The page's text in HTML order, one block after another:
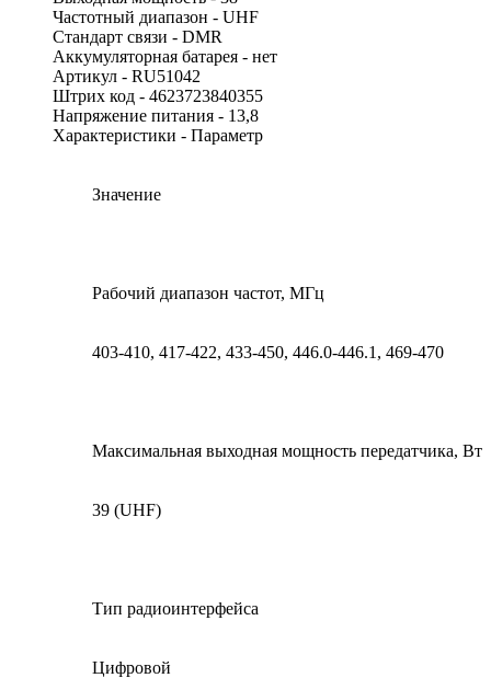
Частотный диапазон - UHF
Cтандарт связи - DMR
Аккумуляторная батарея - нет
Артикул - RU51042
Штрих код - 4623723840355
Напряжение питания - 13,8
Характеристики - Параметр
Значение
Рабочий диапазон частот, МГц
403-410, 417-422, 433-450, 446.0-446.1, 469-470
Максимальная выходная мощность передатчика, Вт
39 (UHF)
Тип радиоинтерфейса
Цифровой